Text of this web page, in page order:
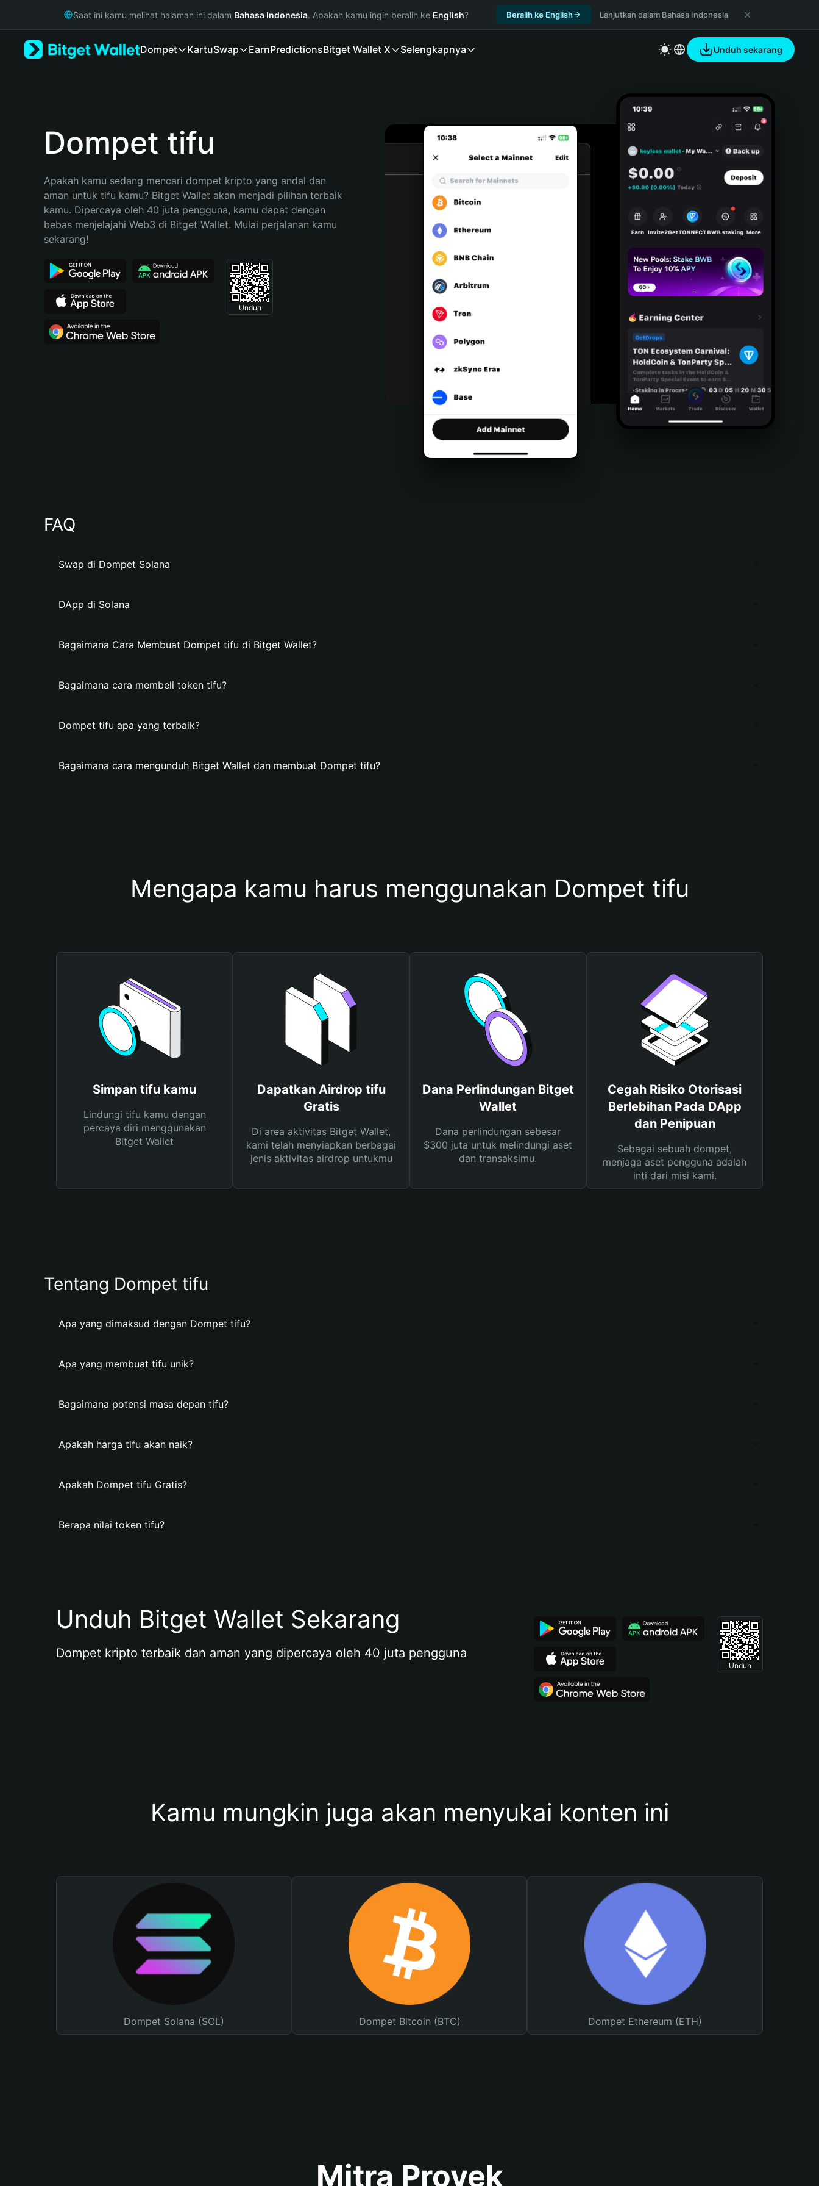
Русский
Bahasa Indonesia
Español (Argentina)
Saat ini kamu melihat halaman ini dalam Bahasa Indonesia. Apakah kamu ingin beralih ke English? Beralih ke English Lanjutkan dalam Bahasa Indonesia
Dompet KartuSwap EarnPredictionsBitget Wallet X Selengkapnya Unduh sekarang
Dompet tifu
Apakah kamu sedang mencari dompet kripto yang andal dan
aman untuk tifu kamu? Bitget Wallet akan menjadi pilihan terbaik
kamu. Dipercaya oleh 40 juta pengguna, kamu dapat dengan
bebas menjelajahi Web3 di Bitget Wallet. Mulai perjalanan kamu
sekarang!
Unduh
FAQ
Swap di Dompet Solana
DApp di Solana
Bagaimana Cara Membuat Dompet tifu di Bitget Wallet?
Bagaimana cara membeli token tifu?
Dompet tifu apa yang terbaik?
Bagaimana cara mengunduh Bitget Wallet dan membuat Dompet tifu?
Mengapa kamu harus menggunakan Dompet tifu
Simpan tifu kamu
Lindungi tifu kamu dengan
percaya diri menggunakan
Bitget Wallet
Dapatkan Airdrop tifu
Gratis
Di area aktivitas Bitget Wallet,
kami telah menyiapkan berbagai
jenis aktivitas airdrop untukmu
Dana Perlindungan Bitget
Wallet
Dana perlindungan sebesar
$300 juta untuk melindungi aset
dan transaksimu.
Cegah Risiko Otorisasi
Berlebihan Pada DApp
dan Penipuan
Sebagai sebuah dompet,
menjaga aset pengguna adalah
inti dari misi kami.
Tentang Dompet tifu
Apa yang dimaksud dengan Dompet tifu?
Apa yang membuat tifu unik?
Bagaimana potensi masa depan tifu?
Apakah harga tifu akan naik?
Apakah Dompet tifu Gratis?
Berapa nilai token tifu?
Unduh Bitget Wallet Sekarang
Dompet kripto terbaik dan aman yang dipercaya oleh 40 juta pengguna
Unduh
Kamu mungkin juga akan menyukai konten ini
Dompet Solana (SOL) Dompet Bitcoin (BTC) Dompet Ethereum (ETH)
Mitra Proyek